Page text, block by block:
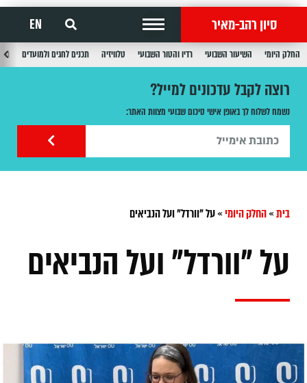
סיון רהב-מאיר EN
החלק היומי השיעור השבועי רדיו והטור השבועי טלוויזיה תכנים לחגים ולמועדים
רוצה לקבל עדכונים למייל?
נשמח לשלוח לך באופן אישי סיכום שבועי מצוות האתר:
בית»החלק היומי»על "וורדל" ועל הנביאים
על "וורדל" ועל הנביאים